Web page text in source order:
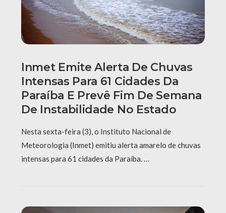
Inmet Emite Alerta De Chuvas
Intensas Para 61 Cidades Da
Paraíba E Prevê Fim De Semana
De Instabilidade No Estado
Nesta sexta-feira (3), o Instituto Nacional de
Meteorologia (Inmet) emitiu alerta amarelo de chuvas
intensas para 61 cidades da Paraíba. …